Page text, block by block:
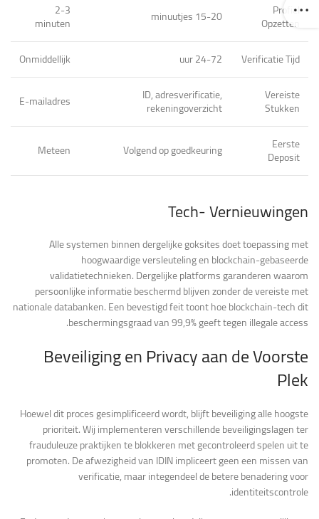
Profiel
Opzetten
15-20 minuutjes
2-3
minuten
Verificatie Tijd
24-72 uur
Onmiddellijk
Vereiste
Stukken
ID, adresverificatie,
rekeningoverzicht
E-mailadres
Eerste
Deposit
Volgend op goedkeuring
Meteen
Tech- Vernieuwingen
Alle systemen binnen dergelijke goksites doet toepassing met
hoogwaardige versleuteling en blockchain-gebaseerde
validatietechnieken. Dergelijke platforms garanderen waarom
persoonlijke informatie beschermd blijven zonder de vereiste met
nationale databanken. Een bevestigd feit toont hoe blockchain-tech dit
beschermingsgraad van 99,9% geeft tegen illegale access.
Beveiliging en Privacy aan de Voorste
Plek
Hoewel dit proces gesimplificeerd wordt, blijft beveiliging alle hoogste
prioriteit. Wij implementeren verschillende beveiligingslagen ter
frauduleuze praktijken te blokkeren met gecontroleerd spelen uit te
promoten. De afwezigheid van IDIN impliceert geen een missen van
verificatie, maar integendeel de betere benadering voor
identiteitscontrole.